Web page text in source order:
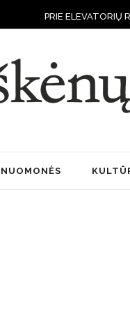
RIKIUOJASI NAUJO
NUOMONĖS